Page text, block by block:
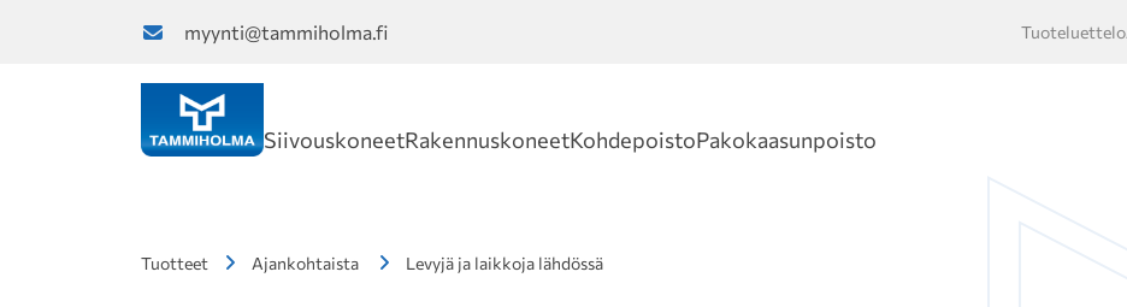
myynti@tammiholma.fi Tuoteluettelo
SiivouskoneetRakennuskoneetKohdepoistoPakokaasunpoisto
Tuotteet Ajankohtaista Levyjä ja laikkoja lähdössä